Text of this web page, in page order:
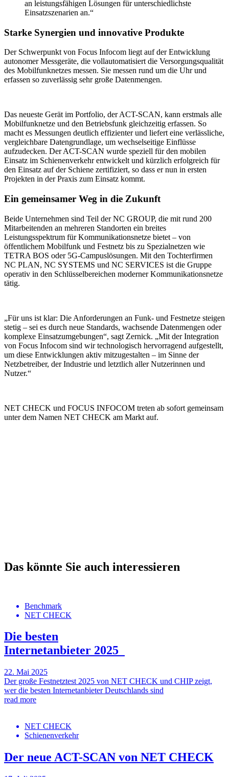
an leistungsfähigen Lösungen für unterschiedlichste
Einsatzszenarien an.“
Starke Synergien und innovative Produkte
Der Schwerpunkt von Focus Infocom liegt auf der Entwicklung
autonomer Messgeräte, die vollautomatisiert die Versorgungsqualität
des Mobilfunknetzes messen. Sie messen rund um die Uhr und
erfassen so zuverlässig sehr große Datenmengen.
Das neueste Gerät im Portfolio, der ACT-SCAN, kann erstmals alle
Mobilfunknetze und den Betriebsfunk gleichzeitig erfassen. So
macht es Messungen deutlich effizienter und liefert eine verlässliche,
vergleichbare Datengrundlage, um wechselseitige Einflüsse
aufzudecken. Der ACT-SCAN wurde speziell für den mobilen
Einsatz im Schienenverkehr entwickelt und kürzlich erfolgreich für
den Einsatz auf der Schiene zertifiziert, so dass er nun in ersten
Projekten in der Praxis zum Einsatz kommt.
Ein gemeinsamer Weg in die Zukunft
Beide Unternehmen sind Teil der NC GROUP, die mit rund 200
Mitarbeitenden an mehreren Standorten ein breites
Leistungsspektrum für Kommunikationsnetze bietet – von
öffentlichem Mobilfunk und Festnetz bis zu Spezialnetzen wie
TETRA BOS oder 5G-Campuslösungen. Mit den Tochterfirmen
NC PLAN, NC SYSTEMS und NC SERVICES ist die Gruppe
operativ in den Schlüsselbereichen moderner Kommunikationsnetze
tätig.
„Für uns ist klar: Die Anforderungen an Funk- und Festnetze steigen
stetig – sei es durch neue Standards, wachsende Datenmengen oder
komplexe Einsatzumgebungen“, sagt Zernick. „Mit der Integration
von Focus Infocom sind wir technologisch hervorragend aufgestellt,
um diese Entwicklungen aktiv mitzugestalten – im Sinne der
Netzbetreiber, der Industrie und letztlich aller Nutzerinnen und
Nutzer.“
NET CHECK und FOCUS INFOCOM treten ab sofort gemeinsam
unter dem Namen NET CHECK am Markt auf.
Das könnte Sie auch interessieren
Benchmark
NET CHECK
Die besten
Internetanbieter 2025
22. Mai 2025
Der große Festnetztest 2025 von NET CHECK und CHIP zeigt,
wer die besten Internetanbieter Deutschlands sind
read more
NET CHECK
Schienenverkehr
Der neue ACT-SCAN von NET CHECK